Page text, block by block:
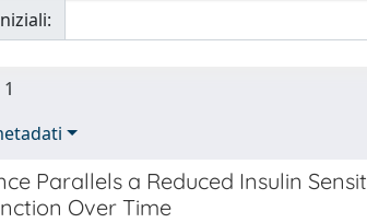
Parallels a Reduced Insulin
Over Time